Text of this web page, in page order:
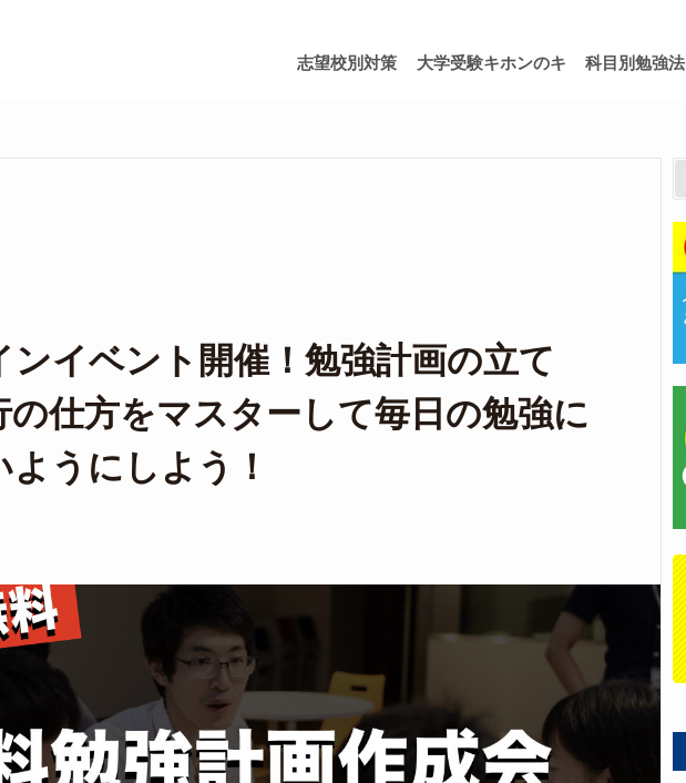
志望校別対策 大学受験キホンのキ 科目別勉強法
ンイベント開催！勉強計画の立て
の仕方をマスターして毎日の勉強に
うにしよう！